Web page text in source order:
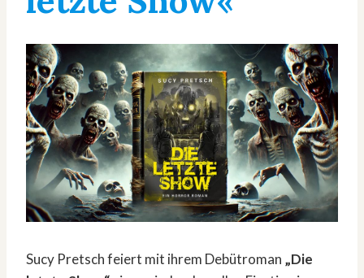
Sucy Pretsch feiert mit ihrem Debütroman „Die